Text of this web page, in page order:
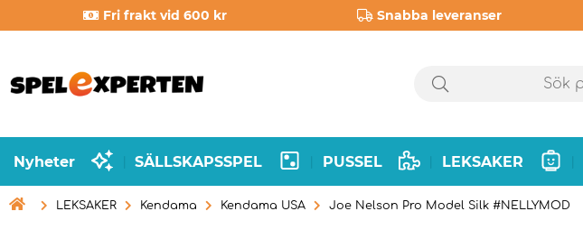
Fri frakt vid 600 kr Snabba leveranser
Nyheter SÄLLSKAPSSPEL PUSSEL LEKSAKER
 LEKSAKER Kendama Kendama USA Joe Nelson Pro Model Silk #NELLYMOD